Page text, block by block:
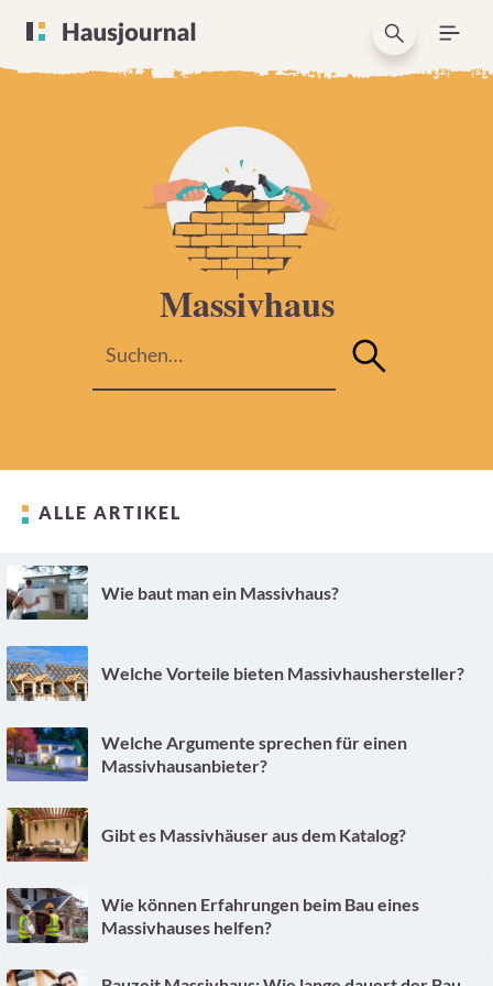
Massivhaus
ALLE ARTIKEL
Wie baut man ein Massivhaus?
Welche Vorteile bieten Massivhaushersteller?
Welche Argumente sprechen für einen
Massivhausanbieter?
Gibt es Massivhäuser aus dem Katalog?
Wie können Erfahrungen beim Bau eines
Massivhauses helfen?